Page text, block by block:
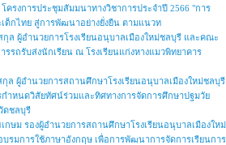
รงการประชุมสัมมนาทางวิชาการประจำปี 2566 "การ
ด็กไทย สู่การพัฒนาอย่างยั่งยืน ตามแนวท
ล ผู้อำนวยการโรงเรียนอนุบาลเมืองใหม่ชลบุรี และคณะ
รรถรับส่งนักเรียน ณ โรงเรียนแก่งหางแมวพิทยาคาร
ล ผู้อำนวยการสถานศึกษาโรงเรียนอนุบาลเมืองใหม่ชลบุรี
กำหนดวิสัยทัศน์ร่วมและทิศทางการจัดการศึกษาปฐมวัย
ดชลบุรี
กษม รองผู้อำนวยการสถานศึกษาโรงเรียนอนุบาลเมืองใหม่
รมการใช้ภาษาอังกฤษ เพื่อการพัฒนาการจัดการเรียนการ